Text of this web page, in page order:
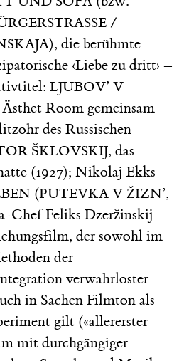
/
), die berühmte
‹Liebe zu dritt› –
LJUBOV’ V
Room gemeinsam
des Russischen
ŠKLOVSKIJ, das
(1927); Nikolaj Ekks
(PUTEVKA V ŽIZN’,
Chef Feliks Dzeržinskij
der sowohl im
der
verwahrloster
in Sachen Filmton als
gilt («allererster
mit durchgängiger